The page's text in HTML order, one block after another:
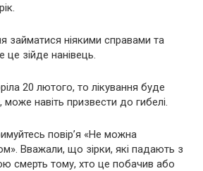
займатися ніякими справами та
це зійде нанівець.
20 лютого, то лікування буде
навіть призвести до гибелі.
повір’я «Не можна
Вважали, що зірки, які падають з
смерть тому, хто це побачив або